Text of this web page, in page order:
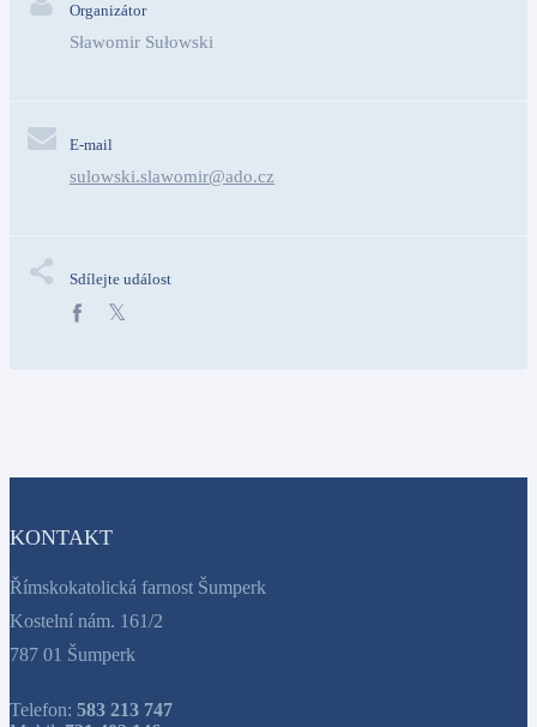
Organizátor
Sławomir Sułowski
E-mail
sulowski.slawomir@ado.cz
Sdílejte událost
KONTAKT
Římskokatolická farnost Šumperk
Kostelní nám. 161/2
787 01 Šumperk
Telefon: 583 213 747